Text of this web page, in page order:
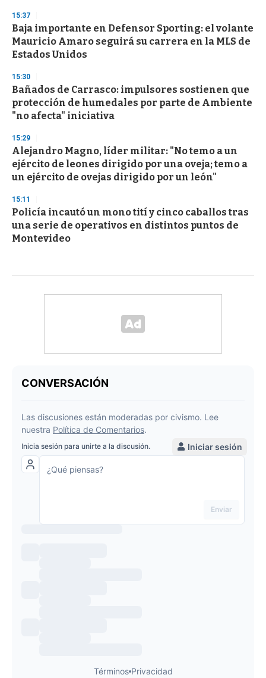
15:37
Baja importante en Defensor Sporting: el volante
Mauricio Amaro seguirá su carrera en la MLS de
Estados Unidos
15:30
Bañados de Carrasco: impulsores sostienen que
protección de humedales por parte de Ambiente
"no afecta" iniciativa
15:29
Alejandro Magno, líder militar: "No temo a un
ejército de leones dirigido por una oveja; temo a
un ejército de ovejas dirigido por un león"
15:11
Policía incautó un mono tití y cinco caballos tras
una serie de operativos en distintos puntos de
Montevideo